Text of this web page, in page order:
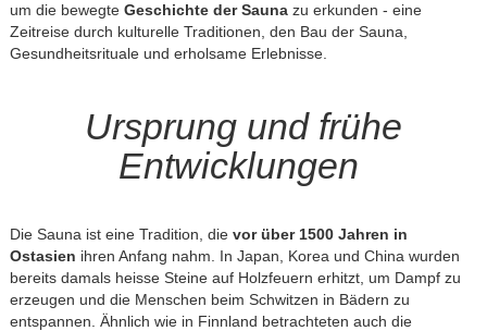
um die bewegte Geschichte der Saunazu erkunden - eine
Zeitreise durch kulturelle Traditionen, den Bau der Sauna,
Gesundheitsrituale und erholsame Erlebnisse.
Ursprung und frühe
Entwicklungen
Die Sauna ist eine Tradition, die vor über 1500 Jahren in
Ostasien ihren Anfang nahm. In Japan, Korea und China wurden
bereits damals heisse Steine auf Holzfeuern erhitzt, um Dampf zu
erzeugen und die Menschen beim Schwitzen in Bädern zu
entspannen. Ähnlich wie in Finnland betrachteten auch die